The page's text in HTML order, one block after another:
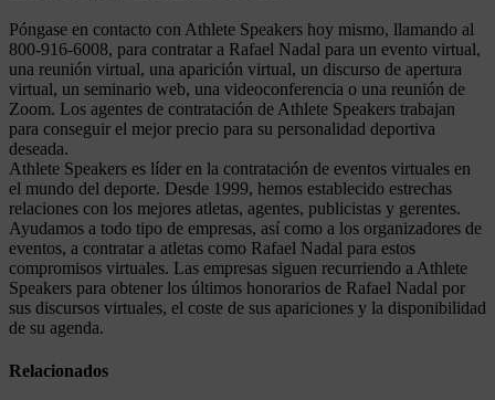
Póngase en contacto con Athlete Speakers hoy mismo, llamando al
800-916-6008, para contratar a Rafael Nadal para un evento virtual,
una reunión virtual, una aparición virtual, un discurso de apertura
virtual, un seminario web, una videoconferencia o una reunión de
Zoom. Los agentes de contratación de Athlete Speakers trabajan
para conseguir el mejor precio para su personalidad deportiva
deseada.
Athlete Speakers es líder en la contratación de eventos virtuales en
el mundo del deporte. Desde 1999, hemos establecido estrechas
relaciones con los mejores atletas, agentes, publicistas y gerentes.
Ayudamos a todo tipo de empresas, así como a los organizadores de
eventos, a contratar a atletas como Rafael Nadal para estos
compromisos virtuales. Las empresas siguen recurriendo a Athlete
Speakers para obtener los últimos honorarios de Rafael Nadal por
sus discursos virtuales, el coste de sus apariciones y la disponibilidad
de su agenda.
Relacionados